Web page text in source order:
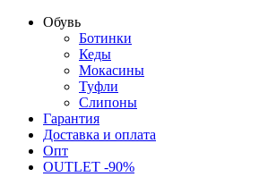
Обувь
Ботинки
Кеды
Мокасины
Туфли
Слипоны
Гарантия
Доставка и оплата
Опт
OUTLET -90%